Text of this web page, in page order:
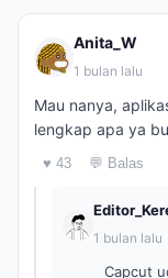
Anita_W
1 bulan lalu
Mau nanya,
lengkap apa ya
♥ 43 💬 Balas
1 bulan lalu
Capcut